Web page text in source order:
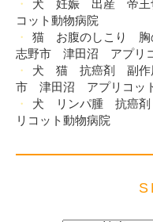
犬 妊娠 出産 帝王
コット動物病院
猫 お腹のしこり
志野市 津田沼 アプリ
犬 猫 抗癌剤 副
市 津田沼 アプリコッ
犬 リンパ腫 抗癌
リコット動物病院